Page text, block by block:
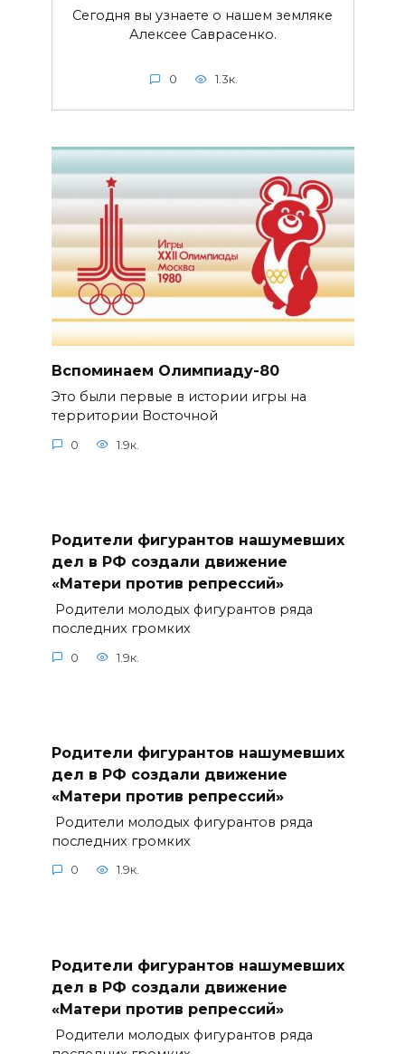
Сегодня вы узнаете о нашем земляке
Алексее Саврасенко.
0 1.3к.
Вспоминаем Олимпиаду-80
Это были первые в истории игры на
территории Восточной
0 1.9к.
Родители фигурантов нашумевших
дел в РФ создали движение
«Матери против репрессий»
Родители молодых фигурантов ряда
последних громких
0 1.9к.
Родители фигурантов нашумевших
дел в РФ создали движение
«Матери против репрессий»
Родители молодых фигурантов ряда
последних громких
0 1.9к.
Родители фигурантов нашумевших
дел в РФ создали движение
«Матери против репрессий»
Родители молодых фигурантов ряда